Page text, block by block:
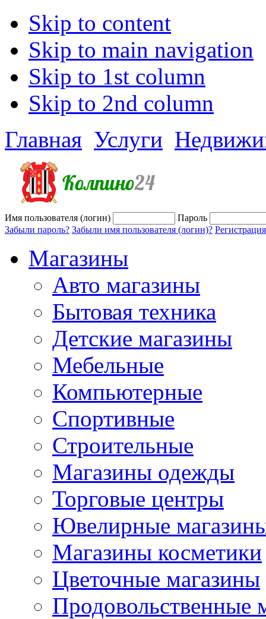
Skip to content
Skip to main navigation
Skip to 1st column
Skip to 2nd column
Главная Услуги
Имя пользователя (логин)
Пароль
Забыли пароль? Забыли имя пользователя (логин)? Регистрация
Магазины
Авто магазины
Бытовая техника
Детские магазины
Мебельные
Компьютерные
Спортивные
Строительные
Магазины одежды
Торговые центры
Ювелирные
Магазины косметики
Цветочные магазины
Продовольственные